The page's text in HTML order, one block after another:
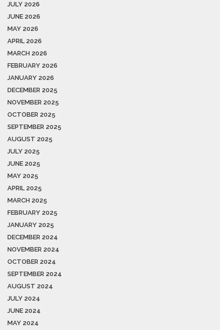
JULY 2026
JUNE 2026
MAY 2026
APRIL 2026
MARCH 2026
FEBRUARY 2026
JANUARY 2026
DECEMBER 2025
NOVEMBER 2025
OCTOBER 2025
SEPTEMBER 2025
AUGUST 2025
JULY 2025
JUNE 2025
MAY 2025
APRIL 2025
MARCH 2025
FEBRUARY 2025
JANUARY 2025
DECEMBER 2024
NOVEMBER 2024
OCTOBER 2024
SEPTEMBER 2024
AUGUST 2024
JULY 2024
JUNE 2024
MAY 2024